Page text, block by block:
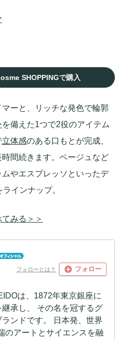
SHOPPINGで購入
ーと、リッチな発色で輪郭
を備えた1つで2役のアイテム
立体感のある口もとが完成、
間続きます。ベージュなど
やエスプレッソといったデ
インナップ。
みる＞＞
フォロー
フォローとは？
は、1872年東京銀座に
承し、 その名を冠するグ
ンドです。 日本発、世界
のアートとサイエンスを融